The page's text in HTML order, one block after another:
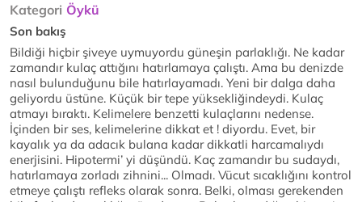
Kategori Öykü
Son bakış
Bildiği hiçbir şiveye uymuyordu güneşin parlaklığı. Ne kadar
zamandır kulaç attığını hatırlamaya çalıştı. Ama bu denizde
nasıl bulunduğunu bile hatırlayamadı. Yeni bir dalga daha
geliyordu üstüne. Küçük bir tepe yüksekliğindeydi. Kulaç
atmayı bıraktı. Kelimelere benzetti kulaçlarını nedense.
İçinden bir ses, kelimelerine dikkat et ! diyordu. Evet, bir
kayalık ya da adacık bulana kadar dikkatli harcamalıydı
enerjisini. Hipotermi’ yi düşündü. Kaç zamandır bu sudaydı,
hatırlamaya zorladı zihnini... Olmadı. Vücut sıcaklığını kontrol
etmeye çalıştı refleks olarak sonra. Belki, olması gerekenden